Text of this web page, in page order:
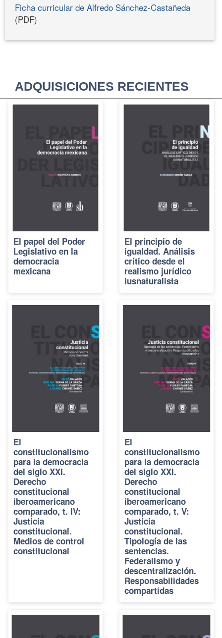
Ficha curricular de Alfredo Sánchez-Castañeda
(PDF)
ADQUISICIONES RECIENTES
El papel del Poder
Legislativo en la
democracia
mexicana
El principio de
igualdad. Análisis
crítico desde el
realismo jurídico
iusnaturalista
El
constitucionalismo
para la democracia
del siglo XXI.
Derecho
constitucional
iberoamericano
comparado, t. IV:
Justicia
constitucional.
Medios de control
constitucional
El
constitucionalismo
para la democracia
del siglo XXI.
Derecho
constitucional
iberoamericano
comparado, t. V:
Justicia
constitucional.
Tipología de las
sentencias.
Federalismo y
descentralización.
Responsabilidades
compartidas